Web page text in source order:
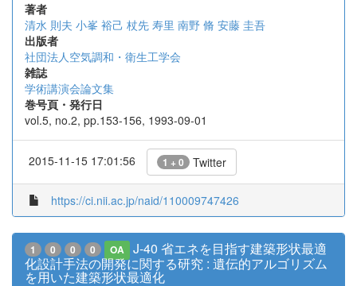
著者
清水 則夫 小峯 裕己 杖先 寿里 南野 脩 安藤 圭吾
出版者
社団法人空気調和・衛生工学会
雑誌
学術講演会論文集
巻号頁・発行日
vol.5, no.2, pp.153-156, 1993-09-01
2015-11-15 17:01:56 1 + 0 Twitter
https://ci.nii.ac.jp/naid/110009747426
1 0 0 0 OA
J-40 省エネを目指す建築形状最適
化設計手法の開発に関する研究 : 遺伝的アルゴリズム
を用いた建築形状最適化